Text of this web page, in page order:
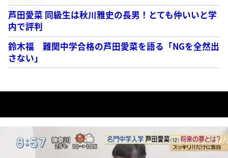
芦田愛菜 同級生は秋川雅史の長男！とても仲いいと学
内で評判
鈴木福 難関中学合格の芦田愛菜を語る「NGを全然出
さない」